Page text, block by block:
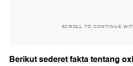
SCROLL TO CONTINUE
Berikut sederet fakta tentang